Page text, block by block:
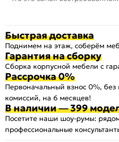
Быстрая доставка
Поднимем на этаж, соберём
Гарантия на сборку
Сборка корпусной мебели с
Рассрочка 0%
Первоначальный взнос 0%,
комиссий, на 6 месяцев!
В наличии — 399
Посетите наши шоу-румы:
профессиональные